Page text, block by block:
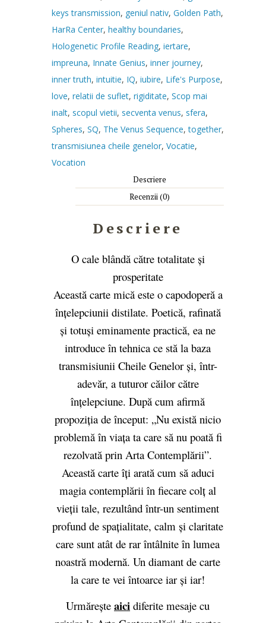
keys transmission, geniul nativ, Golden Path,
HarRa Center, healthy boundaries,
Hologenetic Profile Reading, iertare,
impreuna, Innate Genius, inner journey,
inner truth, intuitie, IQ, iubire, Life's Purpose,
love, relatii de suflet, rigiditate, Scop mai
inalt, scopul vietii, secventa venus, sfera,
Spheres, SQ, The Venus Sequence,together,
transmisiunea cheile genelor, Vocatie,
Vocation
Descriere
Recenzii (0)
Descriere
O cale blândă către totalitate și
prosperitate
Această carte mică este o capodoperă a
înțelepciunii distilate. Poetică, rafinată
și totuși eminamente practică, ea ne
introduce în tehnica ce stă la baza
transmisiunii Cheile Genelor și, într-
adevăr, a tuturor căilor către
înțelepciune. După cum afirmă
propoziția de început: „Nu există nicio
problemă în viața ta care să nu poată fi
rezolvată prin Arta Contemplării”.
Această carte îți arată cum să aduci
magia contemplării în fiecare colț al
vieții tale, rezultând într-un sentiment
profund de spațialitate, calm și claritate
care sunt atât de rar întâlnite în lumea
noastră modernă. Un diamant de carte
la care te vei întoarce iar și iar!
Urmărește aici diferite mesaje cu